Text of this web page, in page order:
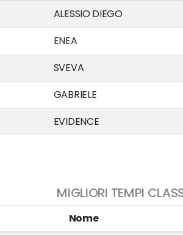
ALESSIO DIEGO
ENEA
SVEVA
GABRIELE
EVIDENCE
MIGLIORI TEMPI
Nome